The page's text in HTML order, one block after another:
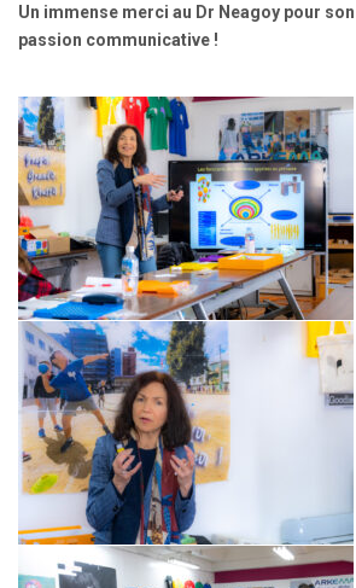
Un immense merci au Dr Neagoy pour
passion communicative !